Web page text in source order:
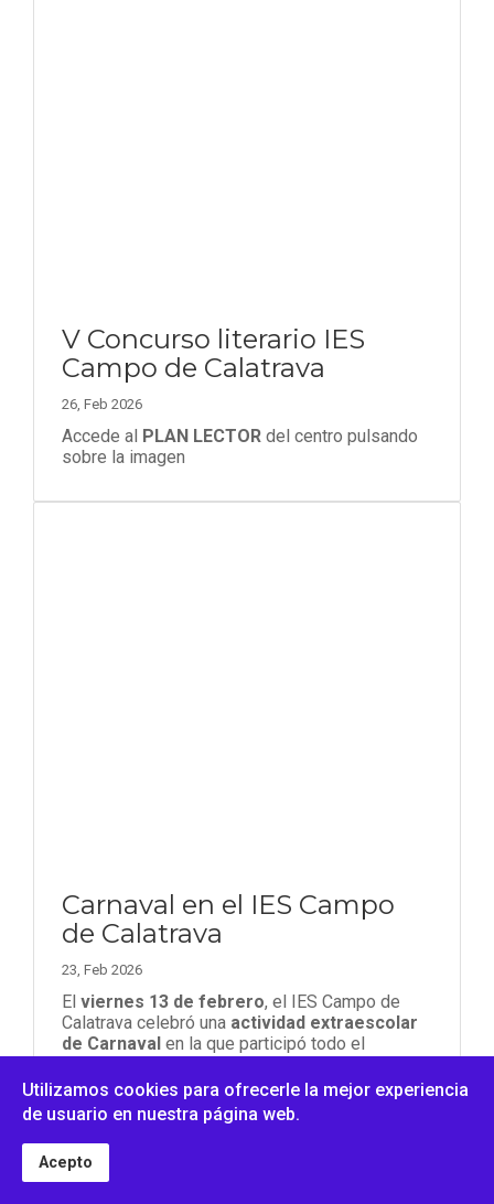
V Concurso literario IES
Campo de Calatrava
26, Feb 2026
Accede al PLAN LECTOR del centro pulsando
sobre la imagen
Carnaval en el IES Campo
de Calatrava
23, Feb 2026
El viernes 13 de febrero, el IES Campo de
Calatrava celebró una actividad extraescolar
de Carnaval en la que participó todo el
disfraces y diversas actividades lúdicas
organizadas por el profesorado. El centro
agradece la implicación y el buen...
Utilizamos cookies para ofrecerle la mejor experiencia
de usuario en nuestra página web.
Acepto